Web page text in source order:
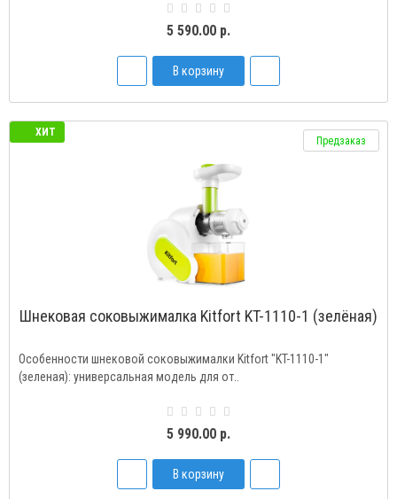
5 590.00 р.
В корзину
ХИТ
Предзаказ
Шнековая соковыжималка Kitfort KT-1110-1 (зелёная)
Особенности шнековой соковыжималки Kitfort "KT-1110-1"
(зеленая): универсальная модель для от..
5 990.00 р.
В корзину